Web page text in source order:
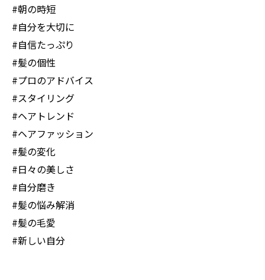
#朝の時短
#自分を大切に
#自信たっぷり
#髪の個性
#プロのアドバイス
#スタイリング
#ヘアトレンド
#ヘアファッション
#髪の変化
#日々の美しさ
#自分磨き
#髪の悩み解消
#髪の毛愛
#新しい自分